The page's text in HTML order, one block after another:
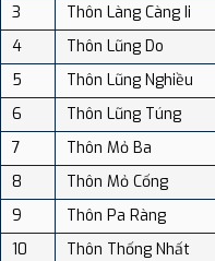
3
Thôn Làng Càng Ii
4
Thôn Lũng Do
5
Thôn Lũng Nghiều
6
Thôn Lũng Túng
7
Thôn Mỏ Ba
8
Thôn Mỏ Cống
9
Thôn Pa Ràng
10
Thôn Thống Nhất